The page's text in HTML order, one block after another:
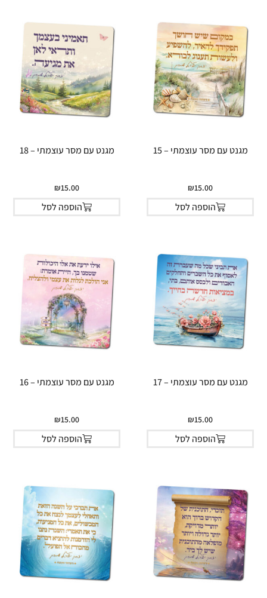
מגנט עם מסר עוצמתי – 15
₪15.00
הוספה לסל
מגנט עם מסר עוצמתי – 18
₪15.00
הוספה לסל
מגנט עם מסר עוצמתי – 17
₪15.00
הוספה לסל
מגנט עם מסר עוצמתי – 16
₪15.00
הוספה לסל